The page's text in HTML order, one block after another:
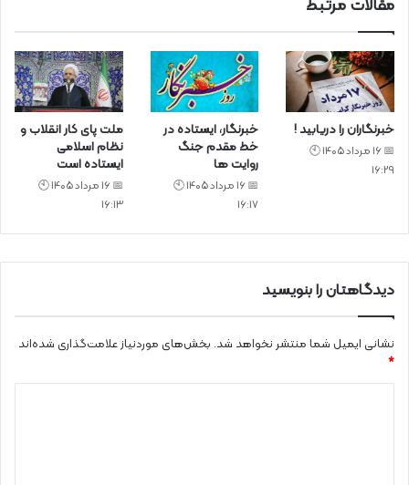
مقالات مرتبط
خبرنگاران را دریابید !
📅 16 مرداد 1405 🕙
16:29
خبرنگار، ایستاده در
خط مقدم جنگ
روایت ها
📅 16 مرداد 1405 🕙
16:17
ملت پای کار انقلاب و
نظام اسلامی
ایستاده است
📅 16 مرداد 1405 🕙
16:13
دیدگاهتان را بنویسید
نشانی ایمیل شما منتشر نخواهد شد. بخش‌های موردنیاز علامت‌گذاری شده‌اند
*